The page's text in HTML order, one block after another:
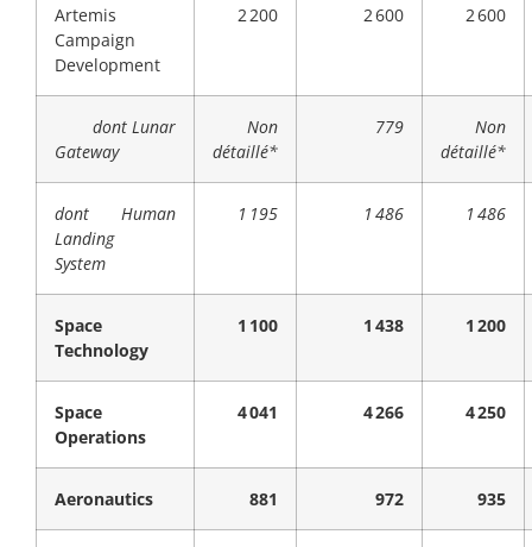
Artemis
Campaign
Development
2 200 2 600 2 600
dont Lunar
Gateway
Non
détaillé*
779
Non
détaillé*
dont Human
Landing
System
1 195 1 486 1 486
Space
Technology
1 100 1 438 1 200
Space
Operations
4 041 4 266 4 250
Aeronautics 881 972 935